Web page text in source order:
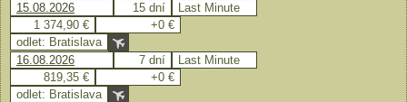
15.08.2026
15 dní
Last Minute
1 374,90 €
+0 €
odlet: Bratislava
16.08.2026
7 dní
Last Minute
819,35 €
+0 €
odlet: Bratislava